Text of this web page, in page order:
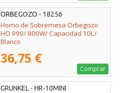
ORBEGOZO - 18256
Horno de Sobremesa Orbegozo
HO 990/ 800W/ Capacidad 10L/
Blanco
36,75 €
Comprar
GRUNKEL - HR-10MINI